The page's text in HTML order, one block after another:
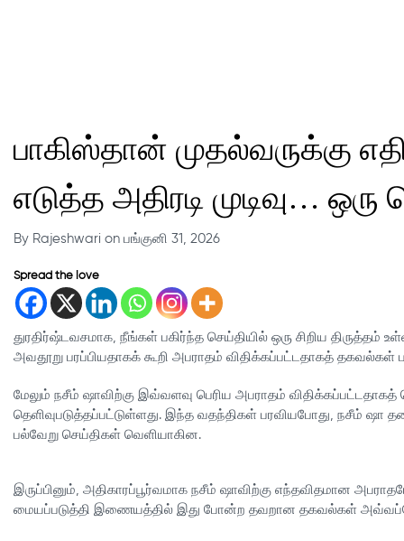
பாகிஸ்தான் முதல்வருக்கு
எடுத்த அதிரடி முடிவு…
By Rajeshwari on பங்குனி 31, 2026
Spread the love
துரதிர்ஷ்டவசமாக, நீங்கள் பகிர்ந்த செய்தியில் ஒரு சிறிய
அவதூறு பரப்பியதாகக் கூறி அபராதம் விதிக்கப்பட்டதாகத் தகவல்கள்
மேலும் நசீம் ஷாவிற்கு இவ்வளவு பெரிய அபராதம்
தெளிவுபடுத்தப்பட்டுள்ளது. இந்த வதந்திகள் பரவியபோது, நசீம் ஷா
பல்வேறு செய்திகள் வெளியாகின.
இருப்பினும், அதிகாரப்பூர்வமாக நசீம் ஷாவிற்கு எந்தவிதமான
மையப்படுத்தி இணையத்தில் இது போன்ற தவறான தகவல்கள்